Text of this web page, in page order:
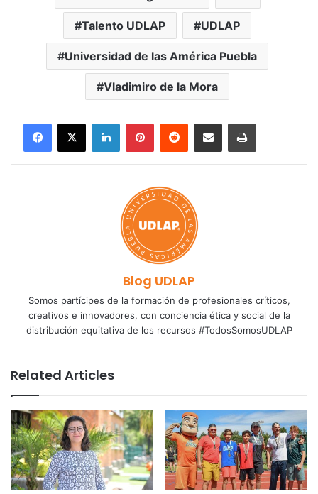
Talento UDLAP UDLAP
Universidad de las América Puebla
Vladimiro de la Mora
LinkedInPinterestReddit Share via Email Print
Blog UDLAP
Somos partícipes de la formación de profesionales críticos,
creativos e innovadores, con conciencia ética y social de la
distribución equitativa de los recursos #TodosSomosUDLAP
Related Articles